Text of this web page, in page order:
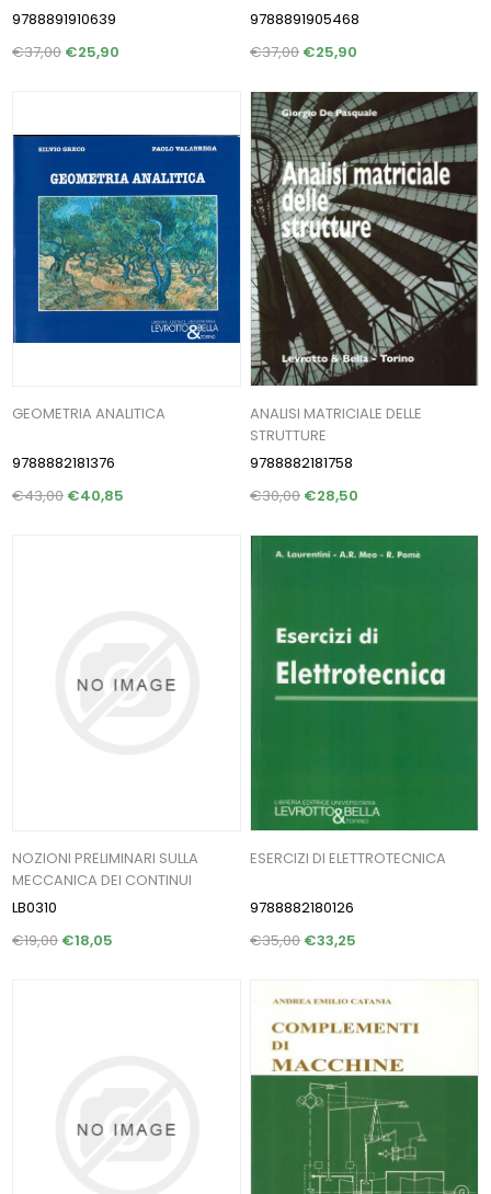
9788891910639
€37,00 €25,90
9788891905468
€37,00€25,90
GEOMETRIA ANALITICA
9788882181376
€43,00 €40,85
ANALISI MATRICIALE DELLE
STRUTTURE
9788882181758
€30,00€28,50
NOZIONI PRELIMINARI SULLA
MECCANICA DEI CONTINUI
LB0310
€19,00 €18,05
ESERCIZI DI ELETTROTECNICA
9788882180126
€35,00€33,25